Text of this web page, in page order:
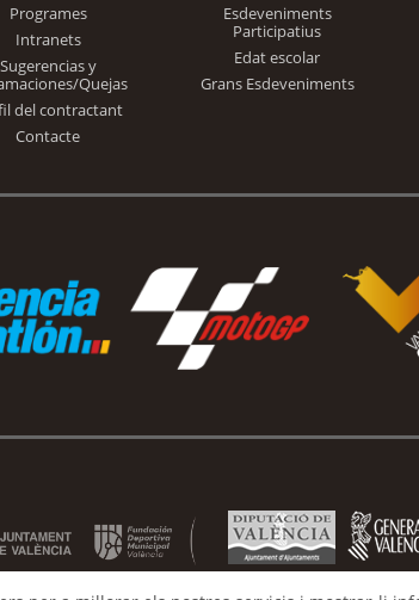
Trinidad Alfonso
Programes
Intranets
Sugerencias y
Quejas
del contractant
Contacte
Esdeveniments
Participatius
Edat escolar
Grans Esdeveniments